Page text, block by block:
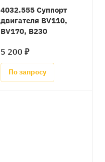
4032.555 Суппорт
двигателя BV110,
BV170, B230
5 200 ₽
По запросу